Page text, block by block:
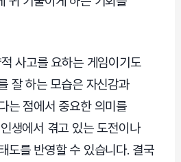
사고를 요하는 게임이기도
잘 하는 모습은 자신감과
는 점에서 중요한 의미를
생에서 겪고 있는 도전이나
도를 반영할 수 있습니다. 결국